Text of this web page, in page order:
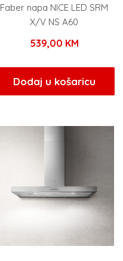
Faber napa NICE LED SRM
X/V NS A60
539,00 KM
Dodaj u košaricu